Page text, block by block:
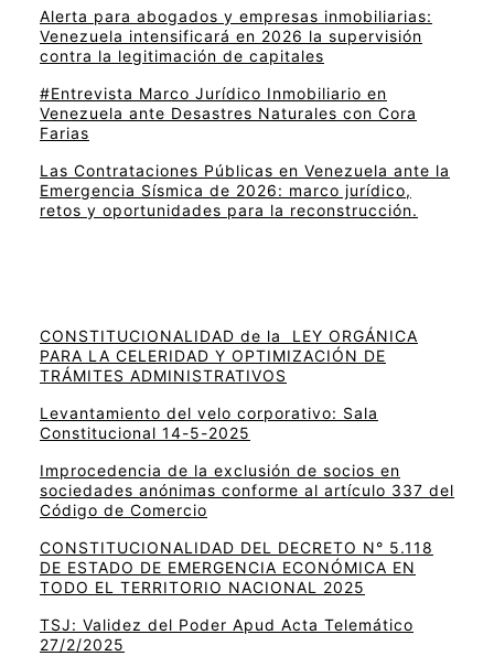
Alerta para abogados y empresas inmobiliarias:
Venezuela intensificará en 2026 la supervisión
contra la legitimación de capitales
#Entrevista Marco Jurídico Inmobiliario en
Venezuela ante Desastres Naturales con Cora
Farias
Las Contrataciones Públicas en Venezuela ante la
Emergencia Sísmica de 2026: marco jurídico,
retos y oportunidades para la reconstrucción.
CONSTITUCIONALIDAD de la LEY ORGÁNICA
PARA LA CELERIDAD Y OPTIMIZACIÓN DE
TRÁMITES ADMINISTRATIVOS
Levantamiento del velo corporativo: Sala
Constitucional 14-5-2025
Improcedencia de la exclusión de socios en
sociedades anónimas conforme al artículo 337 del
Código de Comercio
CONSTITUCIONALIDAD DEL DECRETO N° 5.118
DE ESTADO DE EMERGENCIA ECONÓMICA EN
TODO EL TERRITORIO NACIONAL 2025
TSJ: Validez del Poder Apud Acta Telemático
27/2/2025